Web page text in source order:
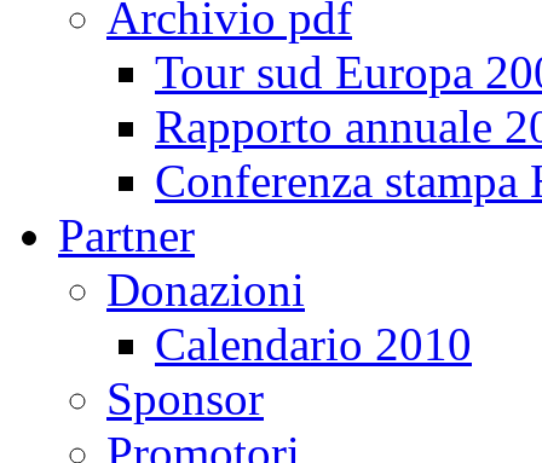
Archivio pdf
Tour sud Europa
Rapporto annuale
Conferenza
Partner
Donazioni
Calendario 2010
Sponsor